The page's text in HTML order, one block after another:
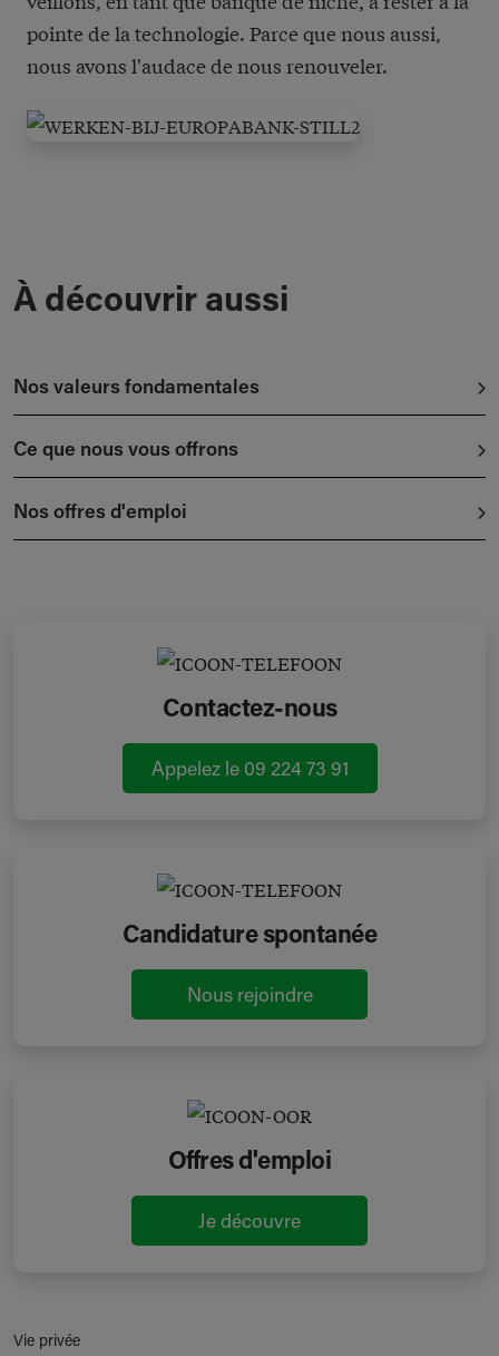
pointe de la technologie. Parce que nous aussi,
nous avons l'audace de nous renouveler.
À découvrir aussi
Nos valeurs fondamentales
Ce que nous vous offrons
Nos offres d'emploi
Contactez-nous
Appelez le 09 224 73 91
Candidature spontanée
Nous rejoindre
Offres d'emploi
Je découvre
Vie privée